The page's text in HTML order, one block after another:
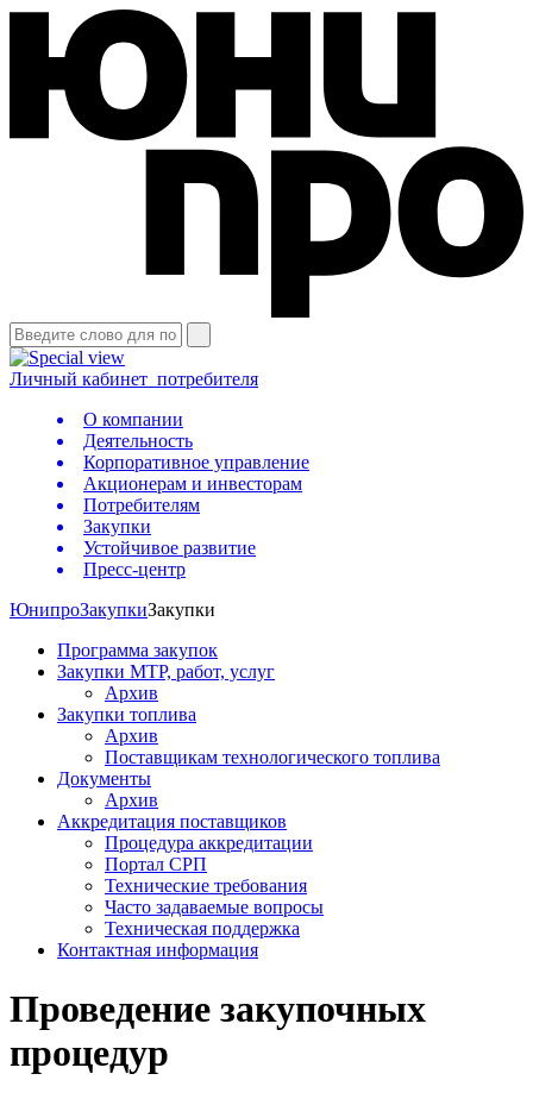
Личный кабинет потребителя
О компании
Деятельность
Корпоративное управление
Акционерам и инвесторам
Потребителям
Закупки
Устойчивое развитие
Пресс-центр
ЮнипроЗакупкиЗакупки
Программа закупок
Закупки МТР, работ, услуг
Архив
Закупки топлива
Архив
Поставщикам технологического топлива
Документы
Архив
Аккредитация поставщиков
Процедура аккредитации
Портал СРП
Технические требования
Часто задаваемые вопросы
Техническая поддержка
Контактная информация
Проведение закупочных
процедур